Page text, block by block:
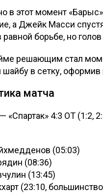
в этот момент
а Джейк Масси
борьбе, но
решающим стал
шайбу в сетку,
матча
«Спартак» 4:3 ОТ (1:2,
(05:03)
(08:36)
(13:45)
(23:10,